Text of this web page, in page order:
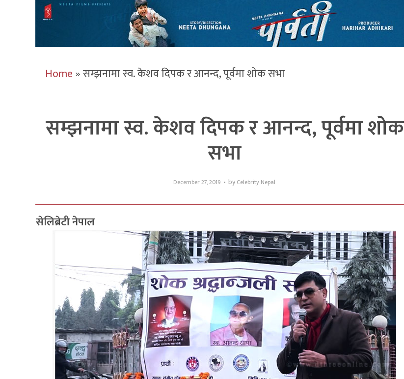
Home»सम्झनामा स्व. केशव दिपक र आनन्द, पूर्वमा शोक सभा
सम्झनामा स्व. केशव दिपक र आनन्द, पूर्वमा शोक
सभा
December 27, 2019 by Celebrity Nepal
सेलिब्रेटी नेपाल